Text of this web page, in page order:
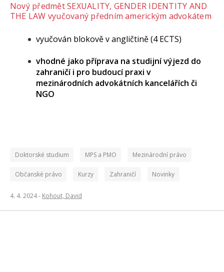
Nový předmět SEXUALITY, GENDER IDENTITY AND
THE LAW vyučovaný předním americkým advokátem
vyučován blokově v angličtině (4 ECTS)
vhodné jako příprava na studijní výjezd do
zahraničí i pro budoucí praxi v
mezinárodních advokátních kancelářích či
NGO
Doktorské studium MPS a PMO Mezinárodní právo
Občanské právo Kurzy Zahraničí Novinky
4. 4. 2024 - Kohout, David